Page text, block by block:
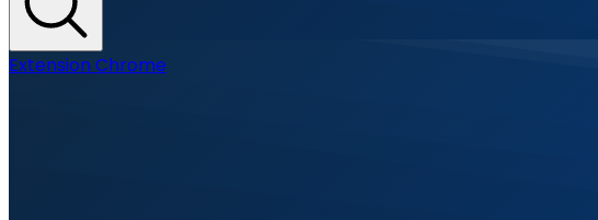
Extension Chrome